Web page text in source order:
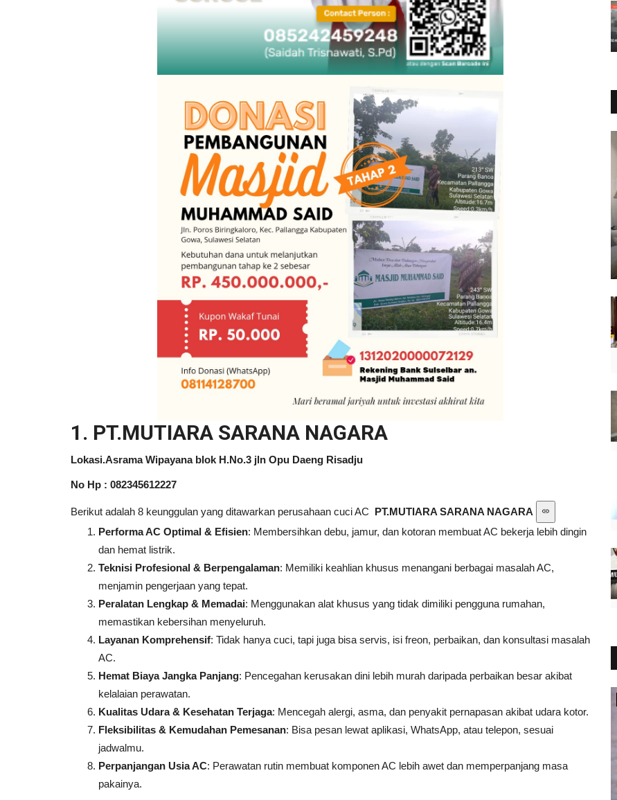
1. PT.MUTIARA SARANA NAGARA
Lokasi.Asrama Wipayana blok H.No.3 jln Opu Daeng Risadju
No Hp : 082345612227
Berikut adalah 8 keunggulan yang ditawarkan perusahaan cuci AC
PT.MUTIARA SARANA NAGARA
Performa AC Optimal & Efisien: Membersihkan debu, jamur, dan kotoran membuat AC bekerja lebih dingin
dan hemat listrik.
Teknisi Profesional & Berpengalaman: Memiliki keahlian khusus menangani berbagai masalah AC,
menjamin pengerjaan yang tepat.
Peralatan Lengkap & Memadai: Menggunakan alat khusus yang tidak dimiliki pengguna rumahan,
memastikan kebersihan menyeluruh.
Layanan Komprehensif: Tidak hanya cuci, tapi juga bisa servis, isi freon, perbaikan, dan konsultasi masalah
AC.
Hemat Biaya Jangka Panjang: Pencegahan kerusakan dini lebih murah daripada perbaikan besar akibat
kelalaian perawatan.
Kualitas Udara & Kesehatan Terjaga: Mencegah alergi, asma, dan penyakit pernapasan akibat udara kotor.
Fleksibilitas & Kemudahan Pemesanan: Bisa pesan lewat aplikasi, WhatsApp, atau telepon, sesuai
jadwalmu.
Perpanjangan Usia AC: Perawatan rutin membuat komponen AC lebih awet dan memperpanjang masa
pakainya.
Badminton